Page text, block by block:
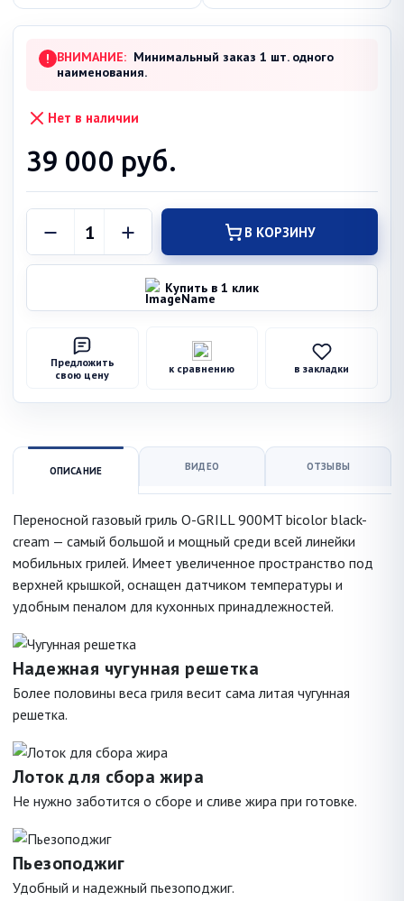
! ВНИМАНИЕ: Минимальный заказ 1 шт. одного
наименования.
Нет в наличии
39 000 руб.
В КОРЗИНУ
Купить в 1 клик
Предложить
свою цену
к сравнению в закладки
ОПИСАНИЕ ВИДЕО ОТЗЫВЫ
Переносной газовый гриль O-GRILL 900MT bicolor black-
cream — самый большой и мощный среди всей линейки
мобильных грилей. Имеет увеличенное пространство под
верхней крышкой, оснащен датчиком температуры и
удобным пеналом для кухонных принадлежностей.
Надежная чугунная решетка
Более половины веса гриля весит сама литая чугунная
решетка.
Лоток для сбора жира
Не нужно заботится о сборе и сливе жира при готовке.
Пьезоподжиг
Удобный и надежный пьезоподжиг.